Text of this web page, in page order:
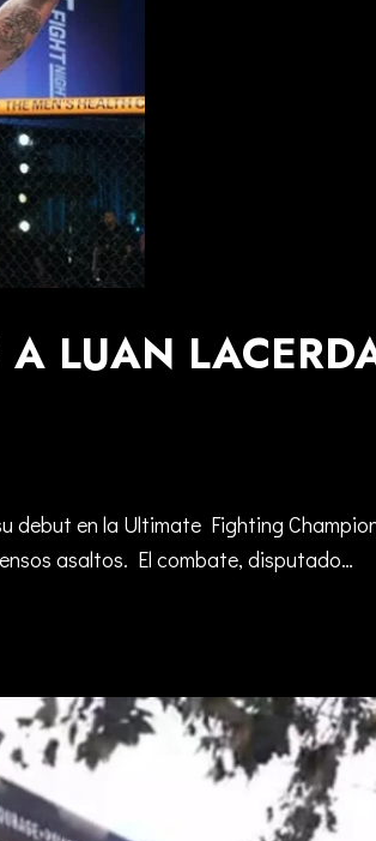
LUAN
debut en la Ultimate Fighting
asaltos. El combate, disputado…